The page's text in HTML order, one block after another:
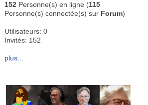
152 Personne(s) en ligne (115
Personne(s) connectée(s) sur Forum)
Utilisateurs: 0
Invités: 152
plus...